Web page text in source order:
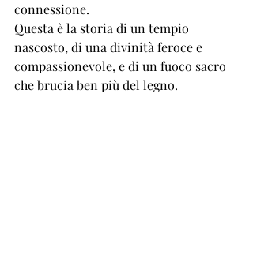
connessione.
Questa è la storia di un tempio
nascosto, di una divinità feroce e
compassionevole, e di un fuoco sacro
che brucia ben più del legno.